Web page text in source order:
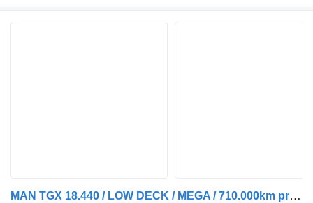
MAN TGX 18.440 / LOW DECK / MEGA / 710.000km przebiegu / 2 x ZBIORNI